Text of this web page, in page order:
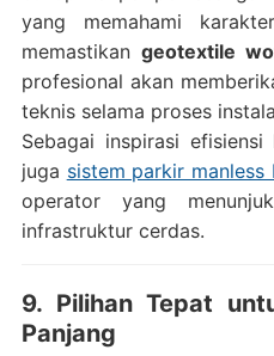
yang memahami
memastikan geotextile
profesional akan
teknis selama proses
Sebagai inspirasi
juga sistem parkir manless
operator yang
infrastruktur cerdas.
9. Pilihan Tepat
Panjang